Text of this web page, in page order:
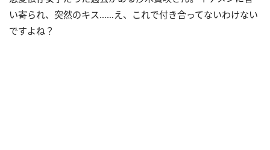
い寄られ、突然のキス……え、これで付き合ってないわけない
ですよね？